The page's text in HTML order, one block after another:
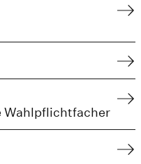
Wahlpflichtfacher